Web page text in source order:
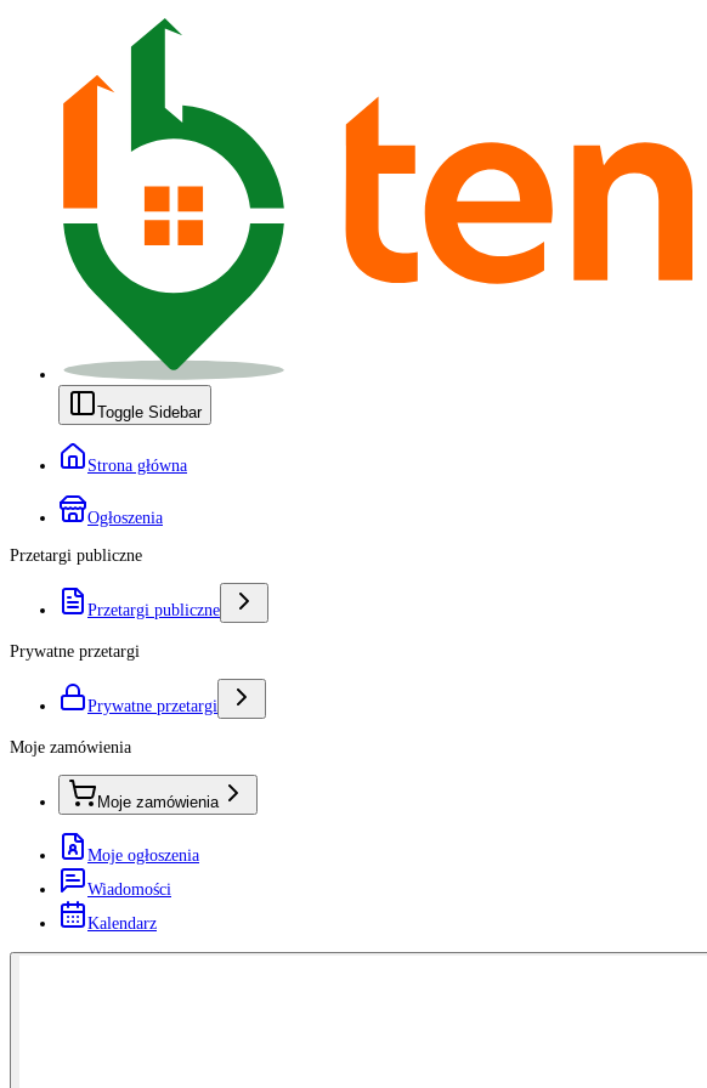
Toggle Sidebar
Strona główna
Ogłoszenia
Przetargi publiczne
Przetargi publiczne
Prywatne przetargi
Prywatne przetargi
Moje zamówienia
Moje zamówienia
Moje ogłoszenia
Wiadomości
Kalendarz